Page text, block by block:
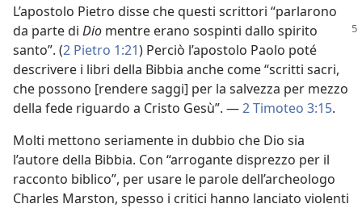
L’apostolo Pietro disse che questi scrittori “parlarono
da parte di Dio mentre erano sospinti dallo spirito
santo”. (2 Pietro 1:21) Perciò l’apostolo Paolo poté
descrivere i libri della Bibbia anche come “scritti sacri,
che possono [rendere saggi] per la salvezza per mezzo
della fede riguardo a Cristo Gesù”. —2 Timoteo 3:15.
Molti mettono seriamente in dubbio che Dio sia
l’autore della Bibbia. Con “arrogante disprezzo per il
racconto biblico”, per usare le parole dell’archeologo
Charles Marston, spesso i critici hanno lanciato violenti